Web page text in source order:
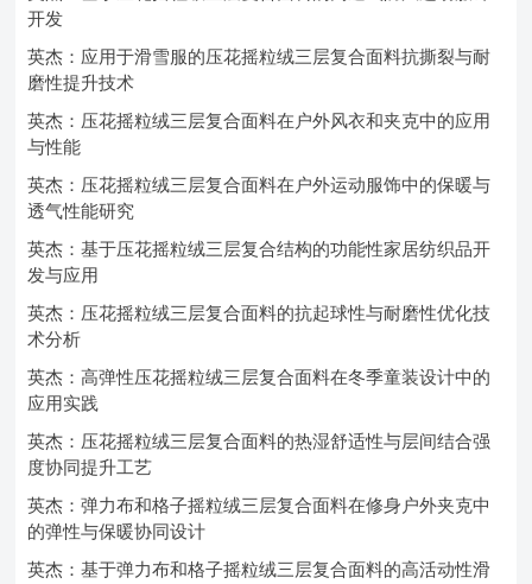
开发
英杰：应用于滑雪服的压花摇粒绒三层复合面料抗撕裂与耐
磨性提升技术
英杰：压花摇粒绒三层复合面料在户外风衣和夹克中的应用
与性能
英杰：压花摇粒绒三层复合面料在户外运动服饰中的保暖与
透气性能研究
英杰：基于压花摇粒绒三层复合结构的功能性家居纺织品开
发与应用
英杰：压花摇粒绒三层复合面料的抗起球性与耐磨性优化技
术分析
英杰：高弹性压花摇粒绒三层复合面料在冬季童装设计中的
应用实践
英杰：压花摇粒绒三层复合面料的热湿舒适性与层间结合强
度协同提升工艺
英杰：弹力布和格子摇粒绒三层复合面料在修身户外夹克中
的弹性与保暖协同设计
英杰：基于弹力布和格子摇粒绒三层复合面料的高活动性滑